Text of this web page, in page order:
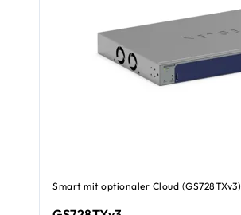
Smart mit optionaler Cloud (GS728TXv3)